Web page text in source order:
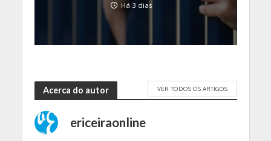
Há 3 dias
Acerca do autor VER TODOS OS ARTIGOS
ericeiraonline